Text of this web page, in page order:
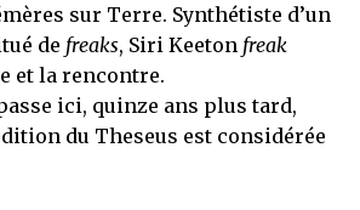
sur Terre. Synthétiste d’un
de freaks, Siri Keeton freak
et la rencontre.
ici, quinze ans plus tard,
du Theseus est considérée